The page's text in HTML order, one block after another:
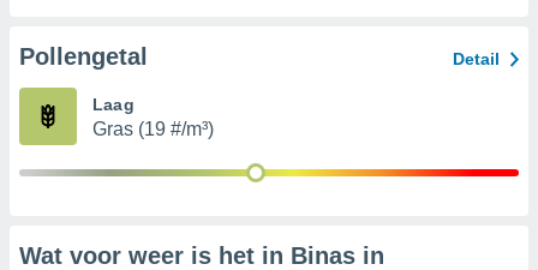
partners
Pollengetal Detail
Laag
Gras (19 #/m³)
Wat voor weer is het in Binas in